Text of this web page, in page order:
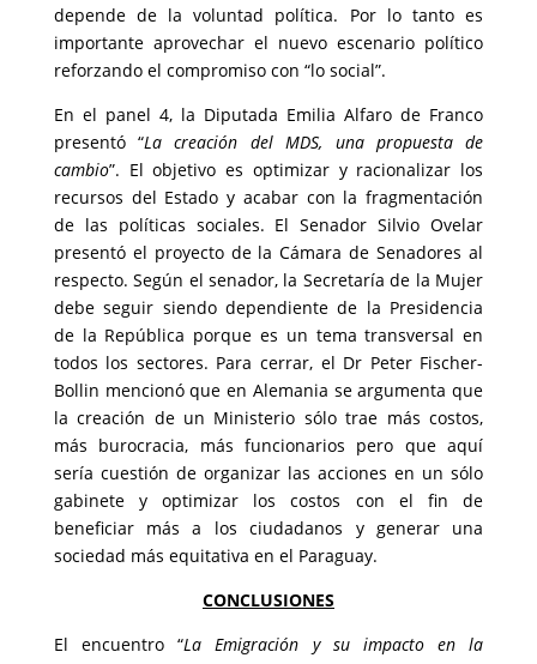
depende de la voluntad política. Por lo tanto es
importante aprovechar el nuevo escenario político
reforzando el compromiso con “lo social”.
En el panel 4, la Diputada Emilia Alfaro de Franco
presentó “La creación del MDS, una propuesta de
cambio”. El objetivo es optimizar y racionalizar los
recursos del Estado y acabar con la fragmentación
de las políticas sociales. El Senador Silvio Ovelar
presentó el proyecto de la Cámara de Senadores al
respecto. Según el senador, la Secretaría de la Mujer
debe seguir siendo dependiente de la Presidencia
de la República porque es un tema transversal en
todos los sectores. Para cerrar, el Dr Peter Fischer-
Bollin mencionó que en Alemania se argumenta que
la creación de un Ministerio sólo trae más costos,
más burocracia, más funcionarios pero que aquí
sería cuestión de organizar las acciones en un sólo
gabinete y optimizar los costos con el fin de
beneficiar más a los ciudadanos y generar una
sociedad más equitativa en el Paraguay.
CONCLUSIONES
El encuentro “La Emigración y su impacto en la